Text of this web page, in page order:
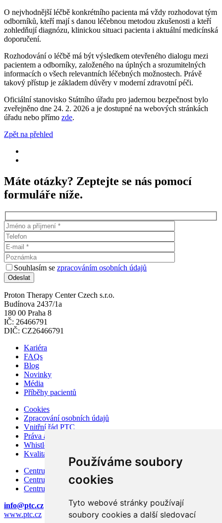
Používáme soubory
cookies
Tyto webové stránky používají
soubory cookies a další sledovací
O nejvhodnější léčbě konkrétního pacienta má vždy rozhodovat tým
odborníků, kteří mají s danou léčebnou metodou zkušenosti a kteří
zohledňují diagnózu, klinickou situaci pacienta i aktuální medicínská
doporučení.
Rozhodování o léčbě má být výsledkem otevřeného dialogu mezi
pacientem a odborníky, založeného na úplných a srozumitelných
informacích o všech relevantních léčebných možnostech. Právě
takový přístup je základem důvěry v moderní zdravotní péči.
Oficiální stanovisko Státního úřadu pro jadernou bezpečnost bylo
zveřejněno dne 24. 2. 2026 a je dostupné na webových stránkách
úřadu nebo přímo zde.
Zpět na přehled
Máte otázky? Zeptejte se nás pomocí
formuláře níže.
Souhlasím se zpracováním osobních údajů
Proton Therapy Center Czech s.r.o.
Budínova 2437/1a
180 00 Praha 8
IČ: 26466791
DIČ: CZ26466791
Kariéra
FAQs
Blog
Novinky
Média
Příběhy pacientů
Cookies
Zpracování osobních údajů
Vnitřní řád PTC
Práva a povinnosti pacienta
Whistleblowing – ochrana oznamovatelů
Kvalita a bezpečí
Centrum karcinomu prostaty
Centrum karcinomu prsu
Centrum moderní diagnostiky
info@ptc.cz
www.ptc.cz